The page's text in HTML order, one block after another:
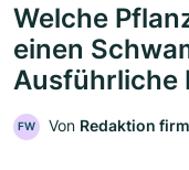
Welche
einen
Ausführliche
FW Von Redaktion